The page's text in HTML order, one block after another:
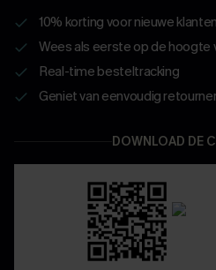
10% korting voor nieuwe klanten
Wees als eerste op de hoogte
Real-time besteltracking
Geniet van eenvoudig
DOWNLOAD DE